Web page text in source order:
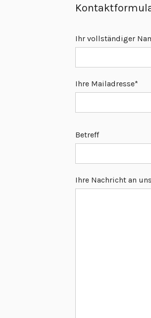
Ihr vollständiger
Ihre Mailadresse*
Betreff
Ihre Nachricht an